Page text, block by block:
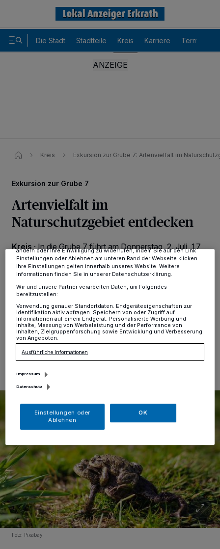
Die Stadt Stadtteile Kreis Karriere Termine
Kreis Exkursion zur Grube 7: Artenvielfalt im
Exkursion zur Grube 7
Artenvielfalt im
Naturschutzgebiet entdecken
Kreis·In die Grube 7 führt am Donnerstag, 2. Juli, 17
Uhr, eine Exkursion der unteren Naturschutzbehörde
des Kreises Mettmann und der AGNU Haan. Nach dem
Abbau des Kalksteins hat sich die Natur die 36 Meter
tiefe Grube in Gruiten zurückerobert. Seltene Tier- und
Pflanzenarten profitieren von den unterschiedlichen
Lebensräumen.
29.06.2026 , 13:57 Uhr Eine Minute Lesezeit
Foto: Pixabay
Wir und unsere 218 -Partner speichern und greifen auf
Kennungen auf Ihrem Gerät zu. Durch Auswahl von OK aktivieren Sie
Tracking-Technologien für die unter „Wir und unsere Partner
verarbeiten Daten, um Ihnen Dienste bereitzustellen“ aufgeführten
Zwecke. Wenn Tracker deaktiviert sind, sind manche Inhalte und
dieses Menü jederzeit wieder aufrufen, um Ihre Einstellungen zu
ändern oder Ihre Einwilligung zu widerrufen, indem Sie auf den Link
Einstellungen oder Ablehnen am unteren Rand der Webseite klicken.
Ihre Einstellungen gelten innerhalb unseres Website. Weitere
Informationen finden Sie in unserer Datenschutzerklärung.
Wir und unsere Partner verarbeiten Daten, um Folgendes
bereitzustellen:
Verwendung genauer Standortdaten. Endgeräteeigenschaften zur
Identifikation aktiv abfragen. Speichern von oder Zugriff auf
Informationen auf einem Endgerät. Personalisierte Werbung und
Inhalte, Messung von Werbeleistung und der Performance von
Inhalten, Zielgruppenforschung sowie Entwicklung und Verbesserung
von Angeboten.
Ausführliche Informationen
Impressum
Datenschutz
Einstellungen oder
Ablehnen
OK